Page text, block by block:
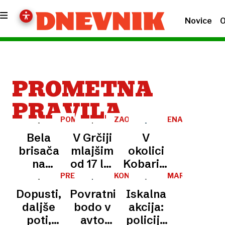
Novice
PROMETNA
PRAVILA
POMEMBNO
Bela
brisača
na
zunanjem
ogledalu
avtomobila
–
ZAOSTRITEV
V Grčiji
mlajšim
od 17 let
prepovedali
vožnjo z
e-
skiroji,
ENA
V
okolici
Kobarida
dva
avtomobila
zdrsela
po
PREVENTIVA
Dopusti,
daljše
poti,
KONTROVERZEN
Povratnikom
bodo v
avto
MARIBOR
Iskalna
akcija:
policija